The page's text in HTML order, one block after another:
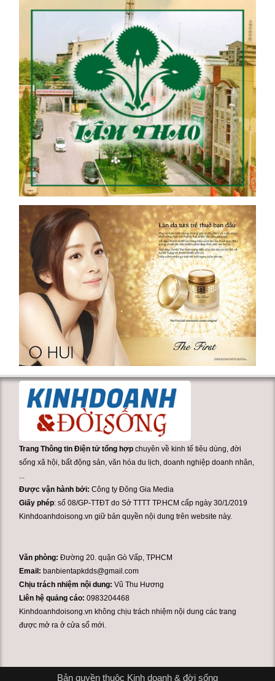
Trang Thông tin Điện tử tổng hợp chuyên về kinh tế tiêu dùng, đời
sống xã hội, bất động sản, văn hóa du lịch, doanh nghiệp doanh nhân,
Được vận hành bởi:Công ty Đông Gia Media
Giấy phép: số 08/GP-TTĐT do Sở TTTT TP.HCM cấp ngày 30/1/2019
Kinhdoanhdoisong.vn giữ bản quyền nội dung trên website này.
Văn phòng:Đường 20. quận Gò Vấp, TPHCM
Email: banbientapkdds@gmail.com
Chịu trách nhiệm nội dung: Vũ Thu Hương
Liên hệ quảng cáo:0983204468
Kinhdoanhdoisong.vn không chịu trách nhiệm nội dung các trang
được mở ra ở cửa sổ mới.
Bản quyền thuộc Kinh doanh & đời sống